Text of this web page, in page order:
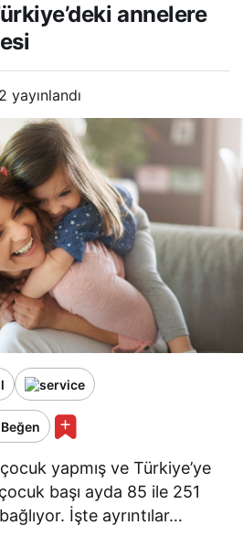
annelere
yayınlandı
Beğen
yapmış ve Türkiye’ye
başı ayda 85 ile 251
İşte ayrıntılar…